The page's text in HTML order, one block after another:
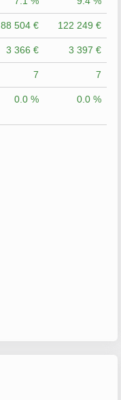
88 504 € 122 249 €
3 366 € 3 397 €
7 7
0.0 % 0.0 %